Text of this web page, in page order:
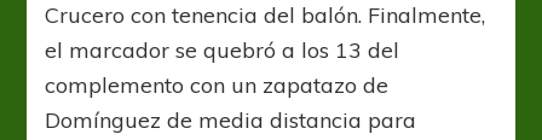
Crucero con tenencia del balón. Finalmente,
el marcador se quebró a los 13 del
complemento con un zapatazo de
Domínguez de media distancia para